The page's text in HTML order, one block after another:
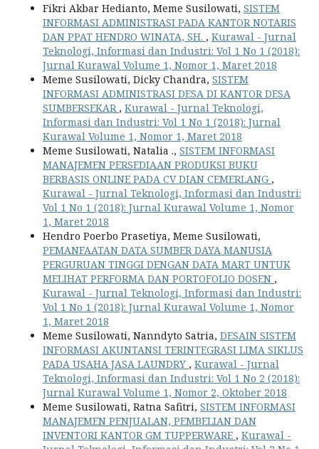
Fikri Akbar Hedianto, Meme Susilowati, SISTEM
INFORMASI ADMINISTRASI PADA KANTOR NOTARIS
DAN PPAT HENDRO WINATA, SH. , Kurawal - Jurnal
Teknologi, Informasi dan Industri: Vol 1 No 1 (2018):
Jurnal Kurawal Volume 1, Nomor 1, Maret 2018
Meme Susilowati, Dicky Chandra, SISTEM
INFORMASI ADMINISTRASI DESA DI KANTOR DESA
SUMBERSEKAR , Kurawal - Jurnal Teknologi,
Informasi dan Industri: Vol 1 No 1 (2018): Jurnal
Kurawal Volume 1, Nomor 1, Maret 2018
Meme Susilowati, Natalia ., SISTEM INFORMASI
MANAJEMEN PERSEDIAAN PRODUKSI BUKU
BERBASIS ONLINE PADA CV DIAN CEMERLANG ,
Kurawal - Jurnal Teknologi, Informasi dan Industri:
Vol 1 No 1 (2018): Jurnal Kurawal Volume 1, Nomor
1, Maret 2018
Hendro Poerbo Prasetiya, Meme Susilowati,
PEMANFAATAN DATA SUMBER DAYA MANUSIA
PERGURUAN TINGGI DENGAN DATA MART UNTUK
MELIHAT PERFORMA DAN PORTOFOLIO DOSEN ,
Kurawal - Jurnal Teknologi, Informasi dan Industri:
Vol 1 No 1 (2018): Jurnal Kurawal Volume 1, Nomor
1, Maret 2018
Meme Susilowati, Nanndyto Satria, DESAIN SISTEM
INFORMASI AKUNTANSI TERINTEGRASI LIMA SIKLUS
PADA USAHA JASA LAUNDRY , Kurawal - Jurnal
Teknologi, Informasi dan Industri: Vol 1 No 2 (2018):
Jurnal Kurawal Volume 1, Nomor 2, Oktober 2018
Meme Susilowati, Ratna Safitri, SISTEM INFORMASI
MANAJEMEN PENJUALAN, PEMBELIAN DAN
INVENTORI KANTOR GM TUPPERWARE , Kurawal -